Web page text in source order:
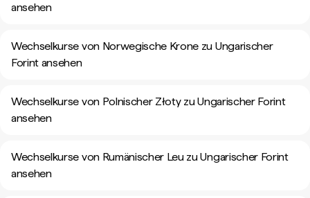
ansehen
Wechselkurse von Norwegische Krone zu Ungarischer
Forint ansehen
Wechselkurse von Polnischer Złoty zu Ungarischer Forint
ansehen
Wechselkurse von Rumänischer Leu zu Ungarischer Forint
ansehen